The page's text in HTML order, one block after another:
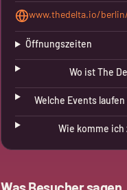
www.thedelta.io/
Öffnungszeiten
Wo ist The
Welche Events
Wie komme ich